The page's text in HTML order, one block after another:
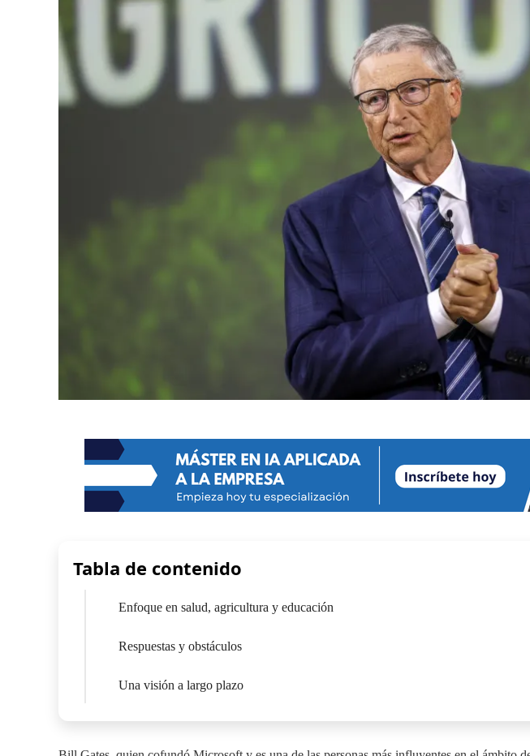
Tabla de contenido
Enfoque en salud, agricultura y educación
Respuestas y obstáculos
Una visión a largo plazo